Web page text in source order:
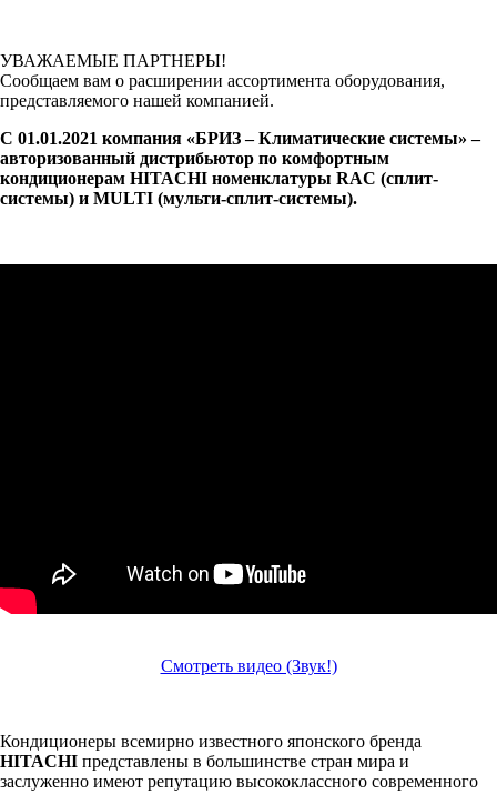
УВАЖАЕМЫЕ ПАРТНЕРЫ!
Сообщаем вам о расширении ассортимента оборудования,
представляемого нашей компанией.
С 01.01.2021 компания «БРИЗ – Климатические системы» –
авторизованный дистрибьютор по комфортным
кондиционерам HITACHI номенклатуры RAC (сплит-
системы) и MULTI (мульти-сплит-системы).
Смотреть видео (Звук!)
Кондиционеры всемирно известного японского бренда
HITACHI представлены в большинстве стран мира и
заслуженно имеют репутацию высококлассного современного